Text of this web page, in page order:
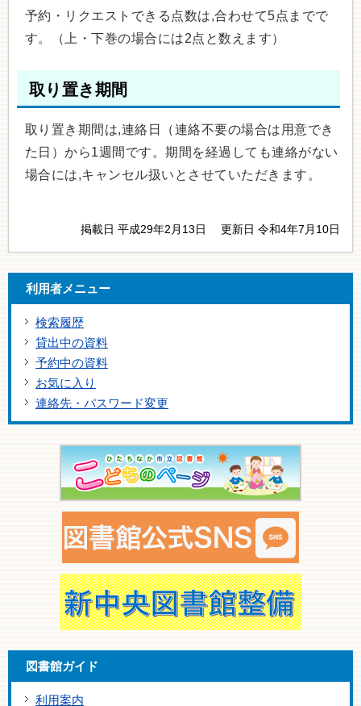
予約・リクエストできる点数は,合わせて5点までで
す。（上・下巻の場合には2点と数えます）
取り置き期間
取り置き期間は,連絡日（連絡不要の場合は用意でき
た日）から1週間です。期間を経過しても連絡がない
場合には,キャンセル扱いとさせていただきます。
掲載日 平成29年2月13日 更新日 令和4年7月10日
利用者メニュー
検索履歴
貸出中の資料
予約中の資料
お気に入り
連絡先・パスワード変更
図書館ガイド
利用案内